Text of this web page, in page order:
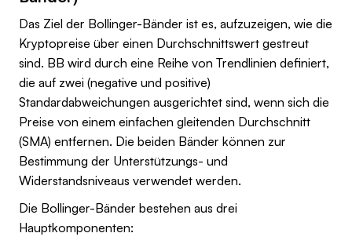
Das Ziel der Bollinger-Bänder ist es, aufzuzeigen, wie die
Kryptopreise über einen Durchschnittswert gestreut
sind. BB wird durch eine Reihe von Trendlinien definiert,
die auf zwei (negative und positive)
Standardabweichungen ausgerichtet sind, wenn sich die
Preise von einem einfachen gleitenden Durchschnitt
(SMA) entfernen. Die beiden Bänder können zur
Bestimmung der Unterstützungs- und
Widerstandsniveaus verwendet werden.
Die Bollinger-Bänder bestehen aus drei
Hauptkomponenten: